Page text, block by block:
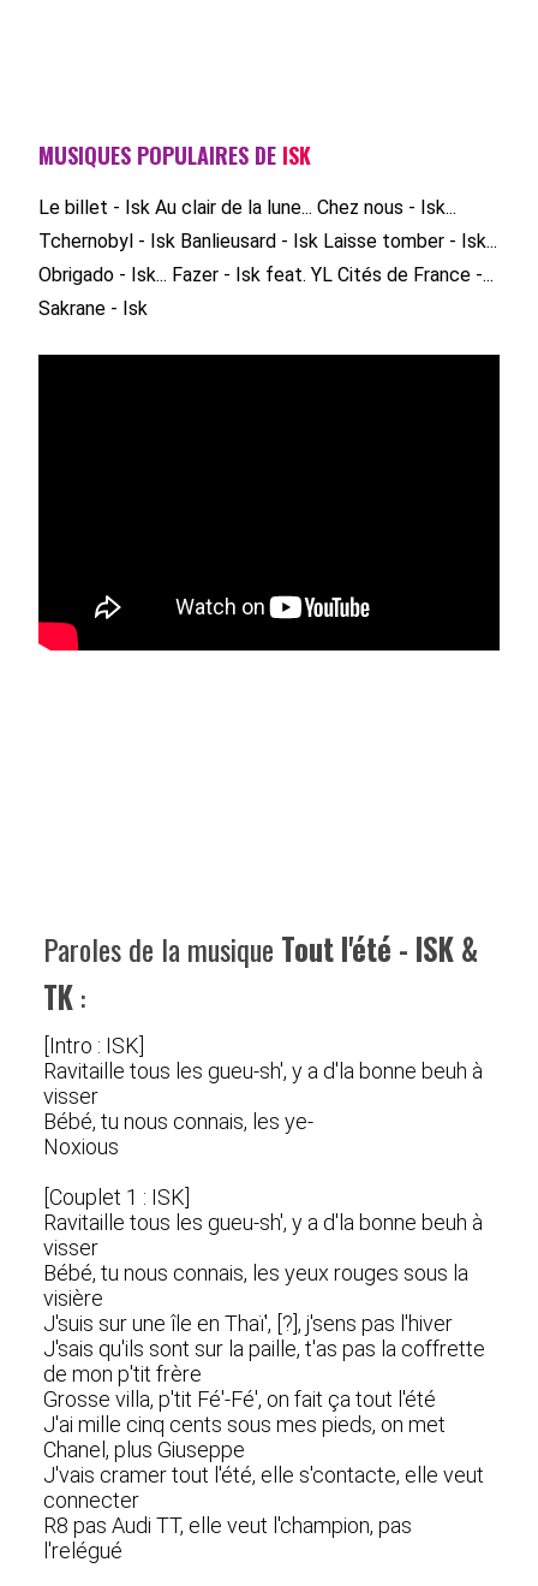
MUSIQUES POPULAIRES DE ISK
Le billet - Isk Au clair de la lune... Chez nous - Isk...
Tchernobyl - Isk Banlieusard - Isk Laisse tomber - Isk...
Obrigado - Isk... Fazer - Isk feat. YL Cités de France -...
Sakrane - Isk
Paroles de la musique Tout l'été - ISK &
TK:
[Intro : ISK]
Ravitaille tous les gueu-sh', y a d'la bonne beuh à
visser
Bébé, tu nous connais, les ye-
Noxious
[Couplet 1 : ISK]
Ravitaille tous les gueu-sh', y a d'la bonne beuh à
visser
Bébé, tu nous connais, les yeux rouges sous la
visière
J'suis sur une île en Thaï', [?], j'sens pas l'hiver
J'sais qu'ils sont sur la paille, t'as pas la coffrette
de mon p'tit frère
Grosse villa, p'tit Fé'-Fé', on fait ça tout l'été
J'ai mille cinq cents sous mes pieds, on met
Chanel, plus Giuseppe
J'vais cramer tout l'été, elle s'contacte, ellе veut
connecter
R8 pas Audi TT, еlle veut l'champion, pas
l'relégué